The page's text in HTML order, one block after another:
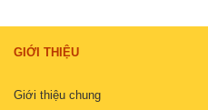
GIỚI THIỆU
Giới thiệu chung